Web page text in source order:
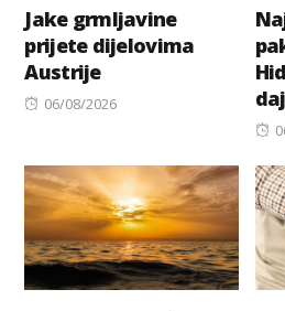
Jake grmljavine
prijete dijelovima
Austrije
Posted
06/08/2026